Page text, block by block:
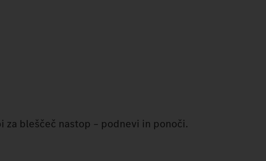
bleščeč nastop – podnevi in ponoči.